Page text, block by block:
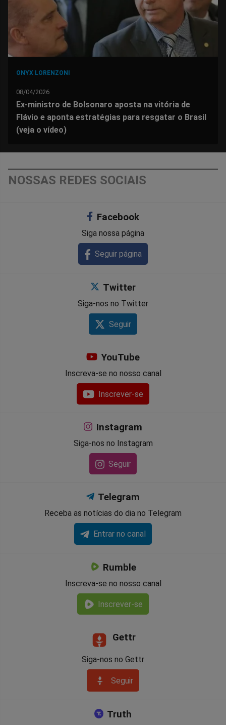
ONYX LORENZONI
08/04/2026
Ex-ministro de Bolsonaro aposta na vitória de
Flávio e aponta estratégias para resgatar o Brasil
(veja o vídeo)
NOSSAS REDES SOCIAIS
Facebook
Siga nossa página
Seguir página
Twitter
Siga-nos no Twitter
Seguir
YouTube
Inscreva-se no nosso canal
Inscrever-se
Instagram
Siga-nos no Instagram
Seguir
Telegram
Receba as notícias do dia no Telegram
Entrar no canal
Rumble
Inscreva-se no nosso canal
Inscrever-se
Gettr
Siga-nos no Gettr
Seguir
Truth